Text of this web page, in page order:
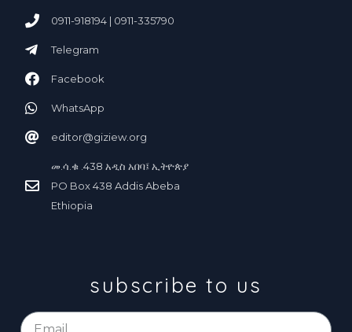
0911-918194 | 0911-335790
Telegram
Facebook
WhatsApp
editor@giziew.org
መ.ሳ.ቁ .438 አዲስ አበባ፤ ኢትዮጵያ
PO Box 438 Addis Abeba
Ethiopia
subscribe to us